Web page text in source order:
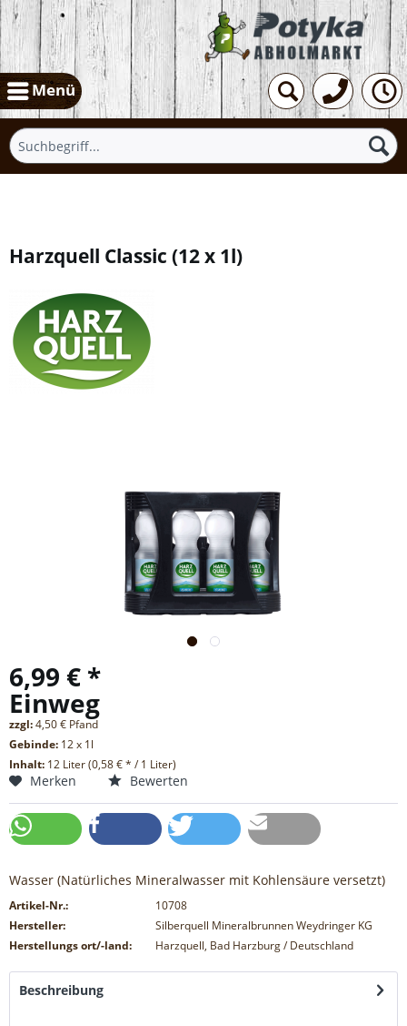
Menü
Harzquell Classic (12 x 1l)
6,99 € *
Einweg
zzgl:4,50 € Pfand
Gebinde: 12 x 1l
Inhalt: 12 Liter (0,58 € * / 1 Liter)
Merken Bewerten
Wasser (Natürliches Mineralwasser mit Kohlensäure versetzt)
Artikel-Nr.:
10708
Hersteller:
Silberquell Mineralbrunnen Weydringer KG
Herstellungs ort/-land:
Harzquell, Bad Harzburg / Deutschland
Beschreibung